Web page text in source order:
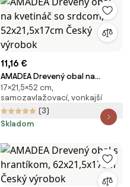
11,16 €
AMADEA Drevený obal na
kvetináč so srdcom,
52x21,5x17cm Český výrobok
17×21,5×52 cm,
samozavlažovací, vonkajší
(3)
Skladom